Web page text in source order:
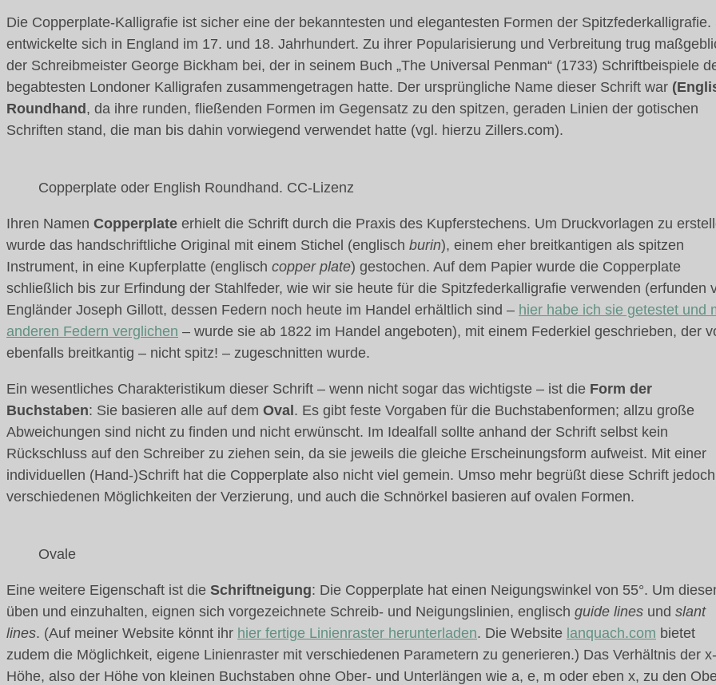
Die Copperplate-Kalligrafie ist sicher eine der bekanntesten und elegantesten Formen der Spitzfederkalligrafie.
entwickelte sich in England im 17. und 18. Jahrhundert. Zu ihrer Popularisierung und Verbreitung trug
der Schreibmeister George Bickham bei, der in seinem Buch „The Universal Penman“ (1733) Schriftbeispiele
begabtesten Londoner Kalligrafen zusammengetragen hatte. Der ursprüngliche Name dieser Schrift war
Roundhand, da ihre runden, fließenden Formen im Gegensatz zu den spitzen, geraden Linien der gotischen
Schriften stand, die man bis dahin vorwiegend verwendet hatte (vgl. hierzu Zillers.com).
Copperplate oder English Roundhand. CC-Lizenz
Ihren Namen Copperplate erhielt die Schrift durch die Praxis des Kupferstechens. Um Druckvorlagen zu
wurde das handschriftliche Original mit einem Stichel (englisch burin), einem eher breitkantigen als spitzen
Instrument, in eine Kupferplatte (englisch copper plate) gestochen. Auf dem Papier wurde die Copperplate
schließlich bis zur Erfindung der Stahlfeder, wie wir sie heute für die Spitzfederkalligrafie verwenden (erfunden
Engländer Joseph Gillott, dessen Federn noch heute im Handel erhältlich sind – hier habe ich sie getestet und
anderen Federn verglichen – wurde sie ab 1822 im Handel angeboten), mit einem Federkiel geschrieben, der
ebenfalls breitkantig – nicht spitz! – zugeschnitten wurde.
Ein wesentliches Charakteristikum dieser Schrift – wenn nicht sogar das wichtigste – ist die Form der
Buchstaben: Sie basieren alle auf dem Oval. Es gibt feste Vorgaben für die Buchstabenformen; allzu große
Abweichungen sind nicht zu finden und nicht erwünscht. Im Idealfall sollte anhand der Schrift selbst kein
Rückschluss auf den Schreiber zu ziehen sein, da sie jeweils die gleiche Erscheinungsform aufweist. Mit einer
individuellen (Hand-)Schrift hat die Copperplate also nicht viel gemein. Umso mehr begrüßt diese Schrift
verschiedenen Möglichkeiten der Verzierung, und auch die Schnörkel basieren auf ovalen Formen.
Ovale
Eine weitere Eigenschaft ist die Schriftneigung: Die Copperplate hat einen Neigungswinkel von 55°. Um
üben und einzuhalten, eignen sich vorgezeichnete Schreib- und Neigungslinien, englisch guide lines und slant
lines. (Auf meiner Website könnt ihr hier fertige Linienraster herunterladen. Die Website lanquach.com bietet
zudem die Möglichkeit, eigene Linienraster mit verschiedenen Parametern zu generieren.) Das Verhältnis der x-
Höhe, also der Höhe von kleinen Buchstaben ohne Ober- und Unterlängen wie a, e, m oder eben x, zu den